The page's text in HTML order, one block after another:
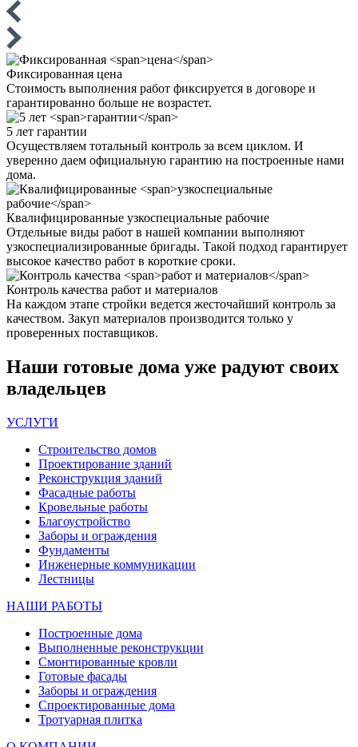
Фиксированная цена
Стоимость выполнения работ фиксируется в договоре и
гарантированно больше не возрастет.
5 лет гарантии
Осуществляем тотальный контроль за всем циклом. И
уверенно даем официальную гарантию на построенные нами
дома.
Квалифицированные узкоспециальные рабочие
Отдельные виды работ в нашей компании выполняют
узкоспециализированные бригады. Такой подход гарантирует
высокое качество работ в короткие сроки.
Контроль качества работ и материалов
На каждом этапе стройки ведется жесточайший контроль за
качеством. Закуп материалов производится только у
проверенных поставщиков.
Наши готовые дома уже радуют своих
владельцев
УСЛУГИ
Строительство домов
Проектирование зданий
Реконструкция зданий
Фасадные работы
Кровельные работы
Благоустройство
Заборы и ограждения
Фундаменты
Инженерные коммуникации
Лестницы
НАШИ РАБОТЫ
Построенные дома
Выполненные реконструкции
Смонтированные кровли
Готовые фасады
Заборы и ограждения
Спроектированные дома
Тротуарная плитка